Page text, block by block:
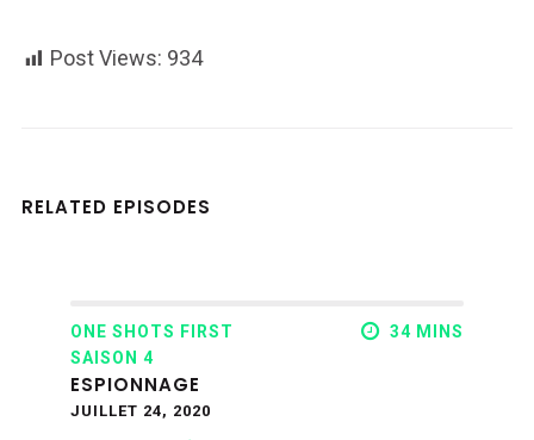
Post Views: 934
RELATED EPISODES
ONE SHOTS FIRST
SAISON 4
34 MINS
ESPIONNAGE
JUILLET 24, 2020